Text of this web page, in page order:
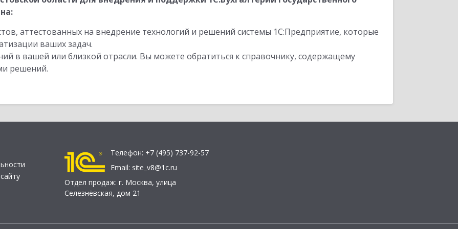
аттестованных на внедрение технологий и решений системы 1С:Предприятие, которые
ваших задач.
в вашей или близкой отрасли. Вы можете обратиться к справочнику, содержащему
решений.
Телефон: +7 (495) 737-92-57
Email: site_v8@1c.ru
Отдел продаж: г. Москва, улица
Селезнёвская, дом 21